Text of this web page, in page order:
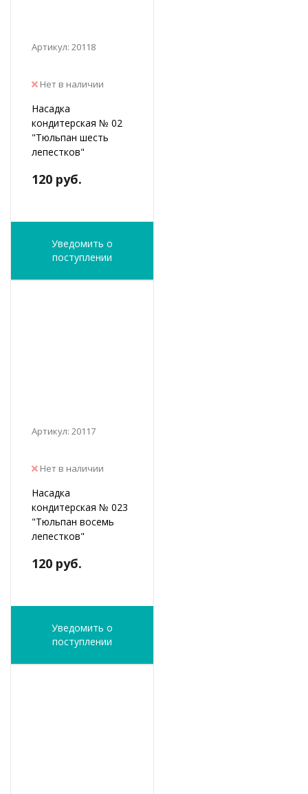
Артикул: 20118
Нет в наличии
Насадка
кондитерская № 02
"Тюльпан шесть
лепестков"
120 руб.
Уведомить о
поступлении
Артикул: 20117
Нет в наличии
Насадка
кондитерская № 023
"Тюльпан восемь
лепестков"
120 руб.
Уведомить о
поступлении